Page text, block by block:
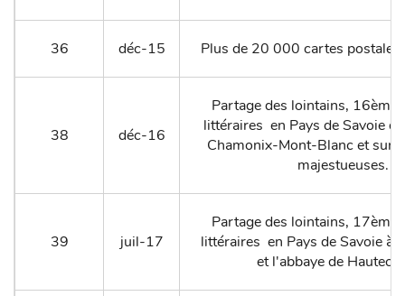
36 déc-15 Plus de 20 000 cartes postales
38 déc-16
Partage des lointains,
littéraires en Pays de Savoie
Chamonix-Mont-Blanc et sur
majestueuses.
39 juil-17
Partage des lointains,
littéraires en Pays de Savoie à
et l'abbaye de